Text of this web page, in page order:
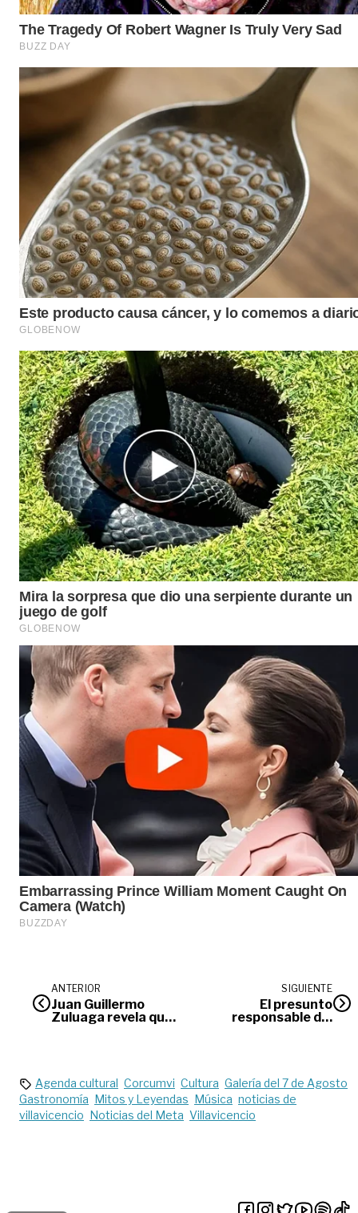
ANTERIOR
Juan Guillermo
Zuluaga revela que
SIGUIENTE
El presunto
responsable del
Agenda cultural Corcumvi Cultura Galería del 7 de Agosto
Gastronomía Mitos y Leyendas Música noticias de
villavicencio Noticias del Meta Villavicencio